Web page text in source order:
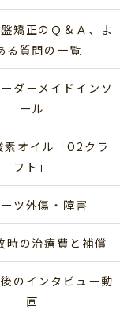
矯正のＱ＆Ａ、よ
る質問の一覧
ダーメイドインソ
ール
素オイル「O2クラ
フト」
ツ外傷・障害
時の治療費と補償
のインタビュー動
画